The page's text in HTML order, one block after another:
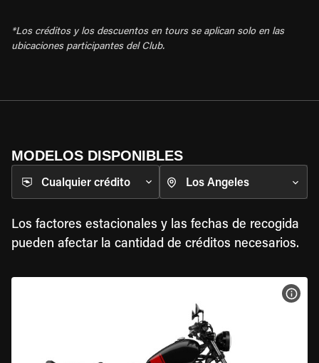
*Los créditos y los descuentos en tours se aplican solo en las
ubicaciones participantes del Club.
MODELOS DISPONIBLES
Cualquier crédito
Los factores estacionales y las fechas de recogida
pueden afectar la cantidad de créditos necesarios.
VER